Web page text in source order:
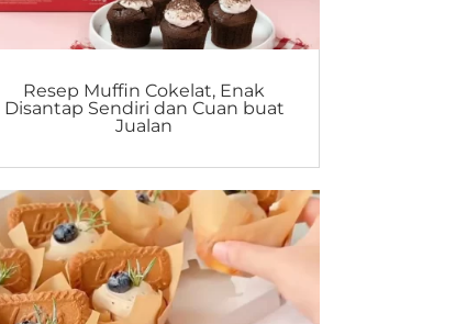
Resep Muffin Cokelat, Enak
Disantap Sendiri dan Cuan buat
Jualan